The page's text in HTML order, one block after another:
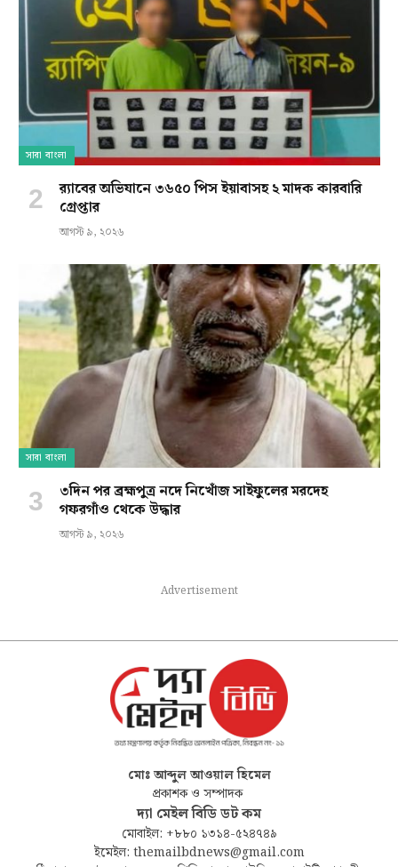
সারা বাংলা
র‍্যাবের অভিযানে ৩৬৫০ পিস ইয়াবাসহ ২ মাদক কারবারি
গ্রেপ্তার
আগস্ট ৯, ২০২৬
সারা বাংলা
৩দিন পর ব্রহ্মপুত্র নদে নিখোঁজ সাইফুলের মরদেহ
গফরগাঁও থেকে উদ্ধার
আগস্ট ৯, ২০২৬
Advertisement
মোঃ আব্দুল আওয়াল হিমেল
প্রকাশক ও সম্পাদক
দ্যা মেইল বিডি ডট কম
মোবাইল: +৮৮০ ১৩১৪-৫২৪৭৪৯
ইমেইল: themailbdnews@gmail.com